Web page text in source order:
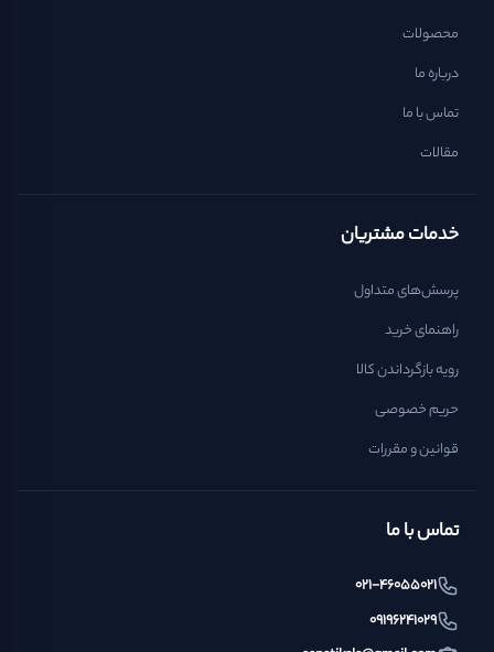
محصولات
درباره ما
تماس با ما
مقالات
خدمات مشتریان
پرسش‌های متداول
راهنمای خرید
رویه بازگرداندن کالا
حریم خصوصی
قوانین و مقررات
تماس با ما
021-46055021
09196241029